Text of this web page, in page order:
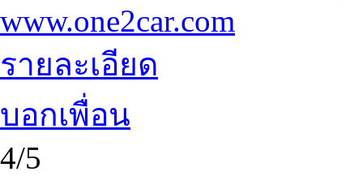
www.one2car.com
รายละเอียด
บอกเพื่อน
4/5